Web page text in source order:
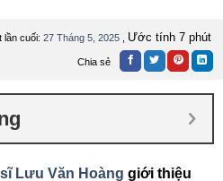
lần cuối: 27 Tháng 5, 2025
Ước tính 7 phút
Chia sẻ
Lưu Văn Hoàng giới thiệu